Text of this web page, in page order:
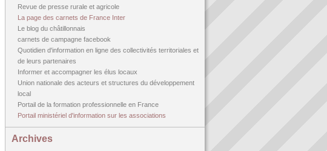
Revue de presse rurale et agricole
La page des carnets de France Inter
Le blog du châtillonnais
carnets de campagne facebook
Quotidien d'information en ligne des collectivités territoriales et
de leurs partenaires
Informer et accompagner les élus locaux
Union nationale des acteurs et structures du développement
local
Portail de la formation professionnelle en France
Portail ministériel d'information sur les associations
Archives